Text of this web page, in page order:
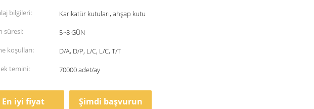
bilgileri:
Karikatür kutuları, ahşap kutu
süresi:
5~8 GÜN
koşulları:
D/A, D/P, L/C, L/C, T/T
temini:
70000 adet/ay
En iyi fiyat Şimdi başvurun